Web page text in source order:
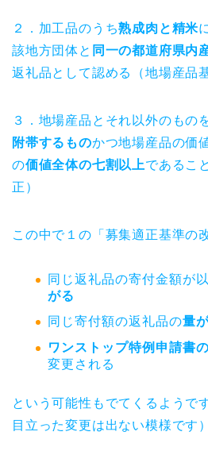
２．加工品のうち熟成肉と精米
該地方団体と 同一の都道府県内
返礼品として認める（地場産品
３．地場産品とそれ以外のもの
附帯するものかつ地場産品の価
の価値全体の七割以上であるこ
正）
この中で１の「募集適正基準の
同じ返礼品の寄付金額が
がる
同じ寄付額の返礼品の量
ワンストップ特例申請書
変更される
という可能性もでてくるようで
目立った変更は出ない模様です）